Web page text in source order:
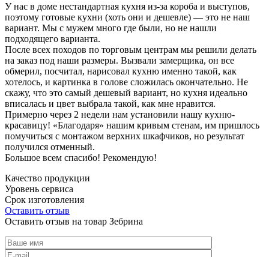
У нас в доме нестандартная кухня из-за короба и выступов,
поэтому готовые кухни (хоть они и дешевле) — это не наш
вариант. Мы с мужем много где были, но не нашли
подходящего варианта.
После всех походов по торговым центрам мы решили делать
на заказ под наши размеры. Вызвали замерщика, он все
обмерил, посчитал, нарисовал кухню именно такой, как
хотелось, и картинка в голове сложилась окончательно. Не
скажу, что это самый дешевый вариант, но кухня идеально
вписалась и цвет выбрала такой, как мне нравится.
Примерно через 2 недели нам установили нашу кухню-
красавицу! «Благодаря» нашим кривым стенам, им пришлось
помучиться с монтажом верхних шкафчиков, но результат
получился отменный.
Большое всем спасибо! Рекомендую!
Качество продукции
Уровень сервиса
Срок изготовления
Оставить отзыв
Оставить отзыв на товар Зебрина